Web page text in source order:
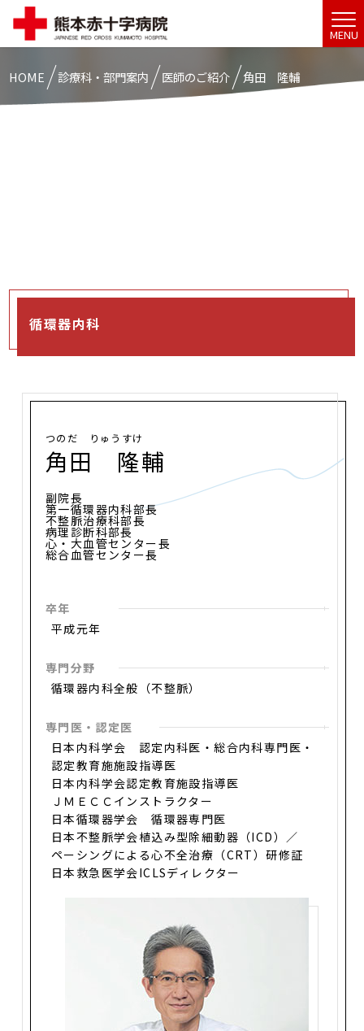
MENU
HOME 診療科・部門案内 医師のご紹介 角田 隆輔
循環器内科
つのだ りゅうすけ
角田 隆輔
副院長
第一循環器内科部長
不整脈治療科部長
病理診断科部長
心・大血管センター長
総合血管センター長
卒年
平成元年
専門分野
循環器内科全般（不整脈）
専門医・認定医
日本内科学会 認定内科医・総合内科専門医・
認定教育施施設指導医
日本内科学会認定教育施設指導医
ＪＭＥＣＣインストラクター
日本循環器学会 循環器専門医
日本不整脈学会植込み型除細動器（ICD）／
ペーシングによる心不全治療（CRT）研修証
日本救急医学会ICLSディレクター